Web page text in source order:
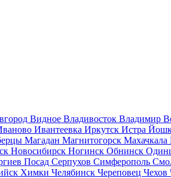
Видное Владивосток Владимир
Ивантеевка Иркутск Истра
Магадан Магнитогорск Махачкала
Новосибирск Ногинск Обнинск
Посад Серпухов Симферополь
Химки Челябинск Череповец Чехов